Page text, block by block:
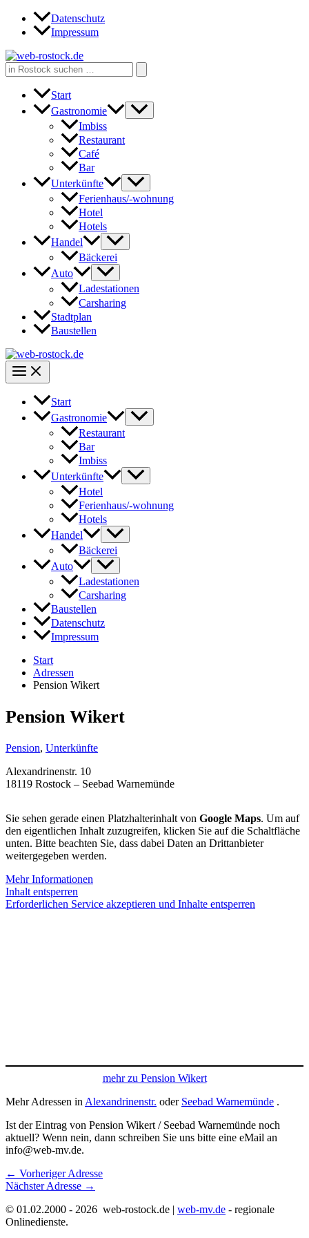
Zum
Inhalt
Datenschutz
Impressum
Search
for:
Start
Gastronomie
Imbiss
Restaurant
Café
Bar
Unterkünfte
Ferienhaus/-wohnung
Hotel
Hotels
Handel
Bäckerei
Auto
Ladestationen
Carsharing
Stadtplan
Baustellen
Start
Gastronomie
Restaurant
Bar
Imbiss
Unterkünfte
Hotel
Ferienhaus/-wohnung
Hotels
Handel
Bäckerei
Auto
Ladestationen
Carsharing
Baustellen
Datenschutz
Impressum
Start
Adressen
Pension Wikert
Pension Wikert
Pension, Unterkünfte
Alexandrinenstr. 10
18119 Rostock – Seebad Warnemünde
Sie sehen gerade einen Platzhalterinhalt von Google Maps. Um auf
den eigentlichen Inhalt zuzugreifen, klicken Sie auf die Schaltfläche
unten. Bitte beachten Sie, dass dabei Daten an Drittanbieter
weitergegeben werden.
Mehr Informationen
Inhalt entsperren
Erforderlichen Service akzeptieren und Inhalte entsperren
mehr zu Pension Wikert
Mehr Adressen in Alexandrinenstr. oder Seebad Warnemünde .
Ist der Eintrag von Pension Wikert / Seebad Warnemünde noch
aktuell? Wenn nein, dann schreiben Sie uns bitte eine eMail an
info@web-mv.de.
← Vorheriger Adresse
Nächster Adresse →
© 01.02.2000 - 2026 web-rostock.de | web-mv.de - regionale
Onlinedienste.